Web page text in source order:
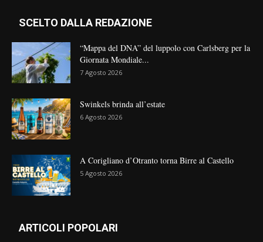
SCELTO DALLA REDAZIONE
“Mappa del DNA” del luppolo con Carlsberg per la
Giornata Mondiale...
7 Agosto 2026
Swinkels brinda all’estate
6 Agosto 2026
A Corigliano d’Otranto torna Birre al Castello
5 Agosto 2026
ARTICOLI POPOLARI